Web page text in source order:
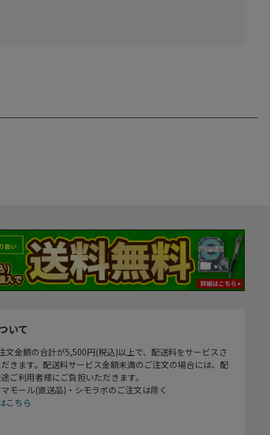
いて
文金額の合計が5,500円(税込)以上で、配送料をサービスさ
きます。配送料サービス金額未満のご注文の場合には、配
ご利用者様にご負担いただきます。
モール(直送品)・シモラボのご注文は除く
こちら